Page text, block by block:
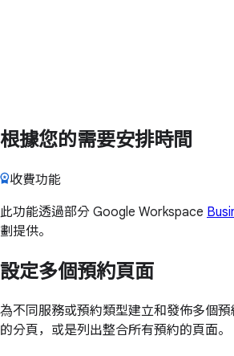
根據您的需要安排時間
收費功能
此功能透過部分 Google Workspace
劃提供。
設定多個預約頁面
為不同服務或預約類型建立和發佈多個
的分頁，或是列出整合所有預約的頁面。